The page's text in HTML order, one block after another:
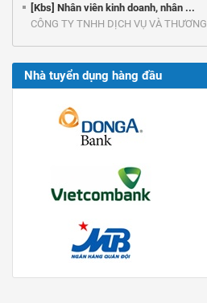
[Kbs] Nhân viên kinh doanh, nhân ...
CÔNG TY TNHH DỊCH VỤ VÀ
Nhà tuyển dụng hàng đầu